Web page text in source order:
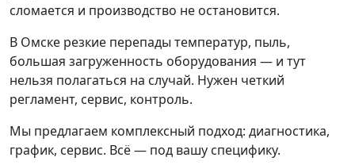
сломается и производство не остановится.
В Омске резкие перепады температур, пыль,
большая загруженность оборудования — и тут
нельзя полагаться на случай. Нужен четкий
регламент, сервис, контроль.
Мы предлагаем комплексный подход: диагностика,
график, сервис. Всё — под вашу специфику.